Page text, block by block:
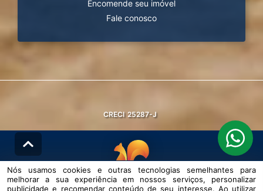
Encomende seu imóvel
Fale conosco
CRECI 25287-J
© DESENVOLVIDO PELAAGIL.NET
Nós usamos cookies e outras tecnologias semelhantes para
melhorar a sua experiência em nossos serviços, personalizar
publicidade e recomendar conteúdo de seu interesse. Ao utilizar